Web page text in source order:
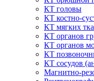
КТ головы
КТ костно-
КТ мягких
КТ органов
КТ органов
КТ
КТ сосудов
Магнитно-